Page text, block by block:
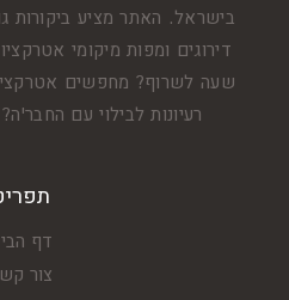
בישראל. האתר מציע ביקורות
דירוגים ומפות מיקומי
שעה לשרוף? מחפשים
רעיונות לבילוי עם
דף
צור